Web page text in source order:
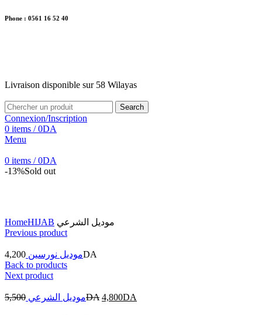
Phone : 0561 16 52 40
Livraison disponible sur 58 Wilayas
Search
Connexion/Inscription
0 items / 0DA
Menu
0 items / 0DA
-13%Sold out
HomeHIJAB موديل الشرعي
Previous product
موديل نورسين 4,200
DA
Back to products
Next product
موديل الشرعي 5,500 DA 4,800DA